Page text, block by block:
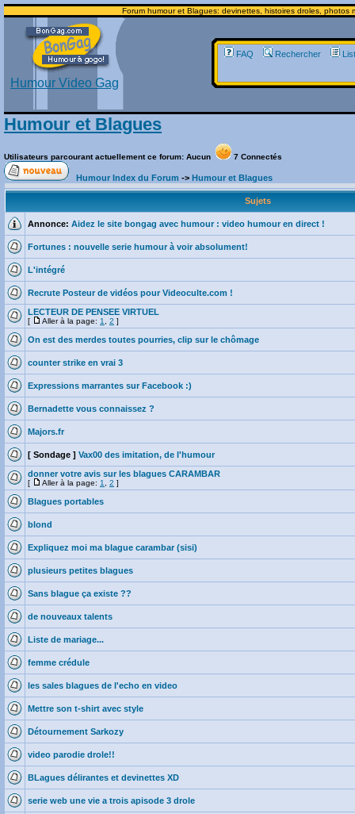
Forum humour et Blagues: devinettes, histoires droles, photos
Humour Video Gag
FAQ Rechercher
Humour et Blagues
Utilisateurs parcourant actuellement ce forum: Aucun 7 Connectés
Humour Index du Forum -> Humour et Blagues
Sujets
Annonce: Aidez le site bongag avec humour : video humour en direct !
Fortunes : nouvelle serie humour à voir absolument!
L'intégré
Recrute Posteur de vidéos pour Videoculte.com !
LECTEUR DE PENSEE VIRTUEL
[ Aller à la page: 1 2 ]
On est des merdes toutes pourries, clip sur le chômage
counter strike en vrai 3
Expressions marrantes sur Facebook :)
Bernadette vous connaissez ?
Majors.fr
[ Sondage ] Vax00 des imitation, de l'humour
donner votre avis sur les blagues CARAMBAR
[ Aller à la page: 1 2 ]
Blagues portables
blond
Expliquez moi ma blague carambar (sisi)
plusieurs petites blagues
Sans blague ça existe ??
de nouveaux talents
Liste de mariage...
femme crédule
les sales blagues de l'echo en video
Mettre son t-shirt avec style
Détournement Sarkozy
video parodie drole!!
BLagues délirantes et devinettes XD
serie web une vie a trois apisode 3 drole